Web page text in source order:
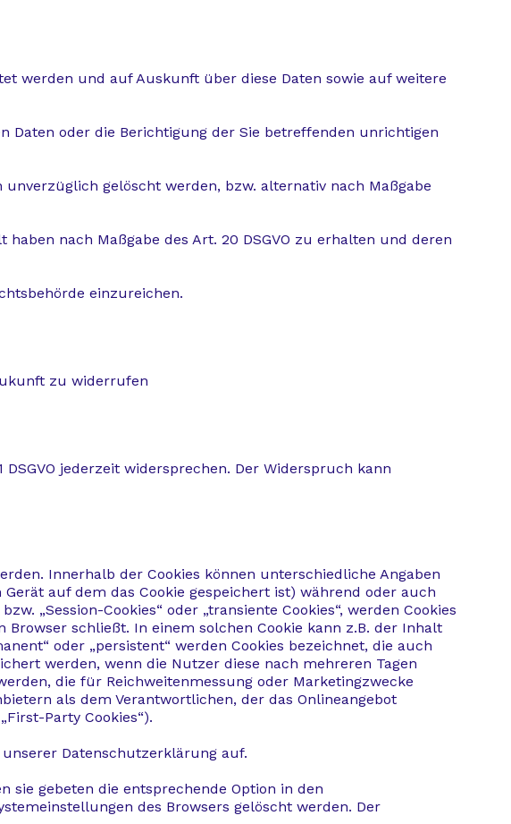
werden und auf Auskunft über diese Daten sowie auf weitere
Daten oder die Berichtigung der Sie betreffenden unrichtigen
unverzüglich gelöscht werden, bzw. alternativ nach Maßgabe
nach Maßgabe des Art. 20 DSGVO zu erhalten und deren
einzureichen.
zu widerrufen
jederzeit widersprechen. Der Widerspruch kann
Innerhalb der Cookies können unterschiedliche Angaben
auf dem das Cookie gespeichert ist) während oder auch
„Session-Cookies“ oder „transiente Cookies“, werden Cookies
schließt. In einem solchen Cookie kann z.B. der Inhalt
oder „persistent“ werden Cookies bezeichnet, die auch
werden, wenn die Nutzer diese nach mehreren Tagen
die für Reichweitenmessung oder Marketingzwecke
als dem Verantwortlichen, der das Onlineangebot
Party Cookies“).
Datenschutzerklärung auf.
sie gebeten die entsprechende Option in den
des Browsers gelöscht werden. Der